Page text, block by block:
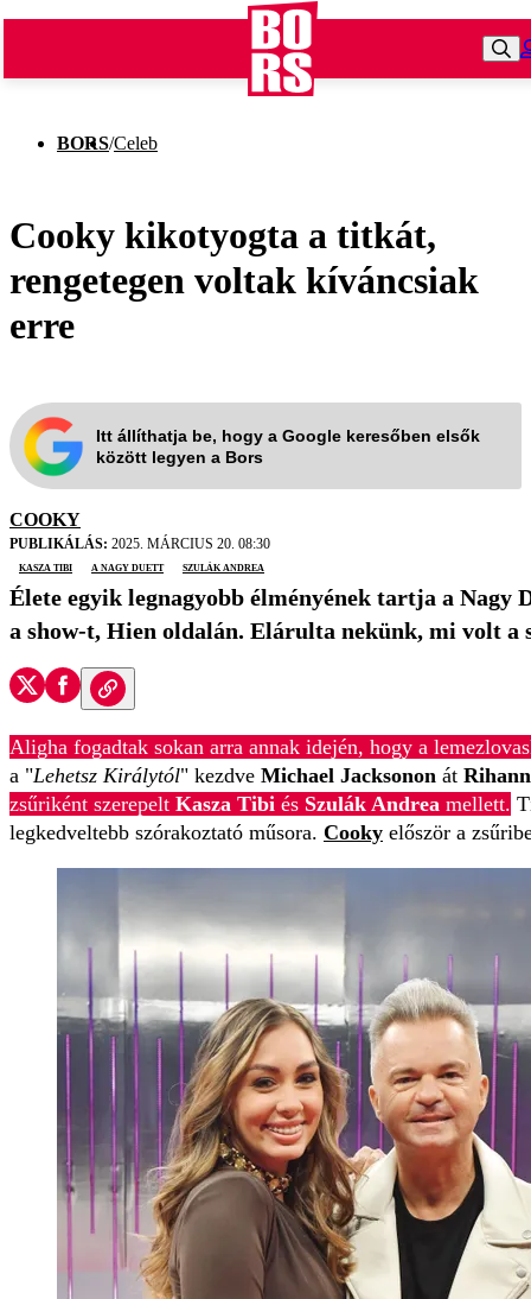
BORS/Celeb
Cooky kikotyogta a titkát,
rengetegen voltak kíváncsiak
erre
Itt állíthatja be, hogy a Google keresőben elsők
között legyen a Bors
COOKY
PUBLIKÁLÁS: 2025. MÁRCIUS 20. 08:30
kasza tibi
A Nagy Duett Szulák Andrea
Élete egyik legnagyobb élményének tartja a Nagy
a show-t, Hien oldalán. Elárulta nekünk, mi volt a
Aligha fogadtak sokan arra annak idején, hogy a
a "Lehetsz Királytól" kezdve Michael Jacksonon át
zsűriként szerepelt Kasza Tibi és Szulák Andrea mellett.
legkedveltebb szórakoztató műsora. Cooky először a